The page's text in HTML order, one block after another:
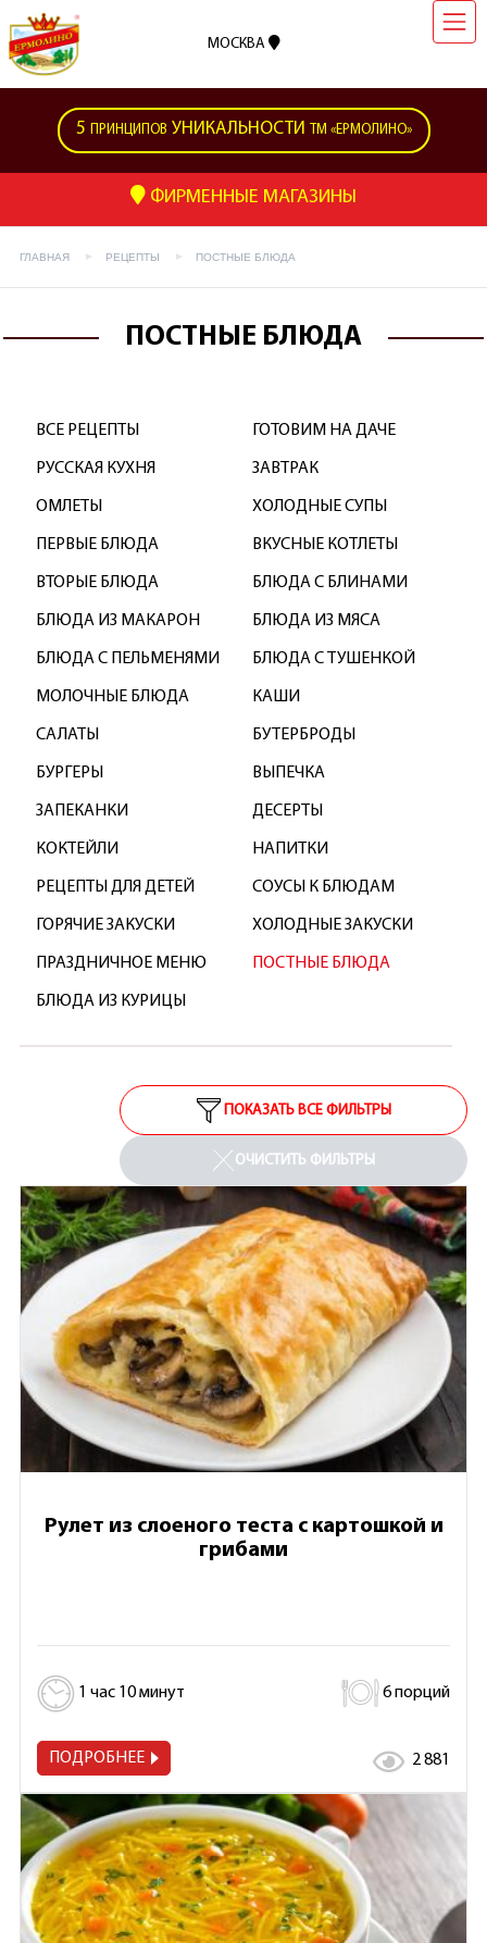
МОСКВА
5 ПРИНЦИПОВ УНИКАЛЬНОСТИ ТМ «ЕРМОЛИНО»
ФИРМЕННЫЕ МАГАЗИНЫ
ГЛАВНАЯ РЕЦЕПТЫ ПОСТНЫЕ БЛЮДА
ПОСТНЫЕ БЛЮДА
ВСЕ РЕЦЕПТЫ ГОТОВИМ НА ДАЧЕ
РУССКАЯ КУХНЯ ЗАВТРАК
ОМЛЕТЫ ХОЛОДНЫЕ СУПЫ
ПЕРВЫЕ БЛЮДА ВКУСНЫЕ КОТЛЕТЫ
ВТОРЫЕ БЛЮДА БЛЮДА С БЛИНАМИ
БЛЮДА ИЗ МАКАРОН БЛЮДА ИЗ МЯСА
БЛЮДА С ПЕЛЬМЕНЯМИ БЛЮДА С ТУШЕНКОЙ
МОЛОЧНЫЕ БЛЮДА КАШИ
САЛАТЫ БУТЕРБРОДЫ
БУРГЕРЫ ВЫПЕЧКА
ЗАПЕКАНКИ ДЕСЕРТЫ
КОКТЕЙЛИ НАПИТКИ
РЕЦЕПТЫ ДЛЯ ДЕТЕЙ СОУСЫ К БЛЮДАМ
ГОРЯЧИЕ ЗАКУСКИ ХОЛОДНЫЕ ЗАКУСКИ
ПРАЗДНИЧНОЕ МЕНЮ ПОСТНЫЕ БЛЮДА
БЛЮДА ИЗ КУРИЦЫ
ПОКАЗАТЬ ВСЕ ФИЛЬТРЫ
ОЧИСТИТЬ ФИЛЬТРЫ
Рулет из слоеного теста с картошкой и
грибами
1 час 10 минут 6 порций
ПОДРОБНЕЕ 2 881